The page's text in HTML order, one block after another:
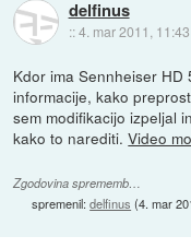
delfinus
::4. mar 2011, 11:43
Kdor ima Sennheiser
informacije, kako
sem modifikacijo izpeljal
kako to narediti.Video
Zgodovina sprememb…
spremenil:delfinus (4. mar